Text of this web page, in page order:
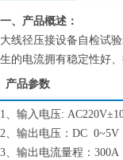
一、产品概述：
大线径压接设备自检试
生的电流拥有稳定性好
产品参数
1、输入电压:
2、输出电压：DC 0~5V
3、输出电流量程：300A